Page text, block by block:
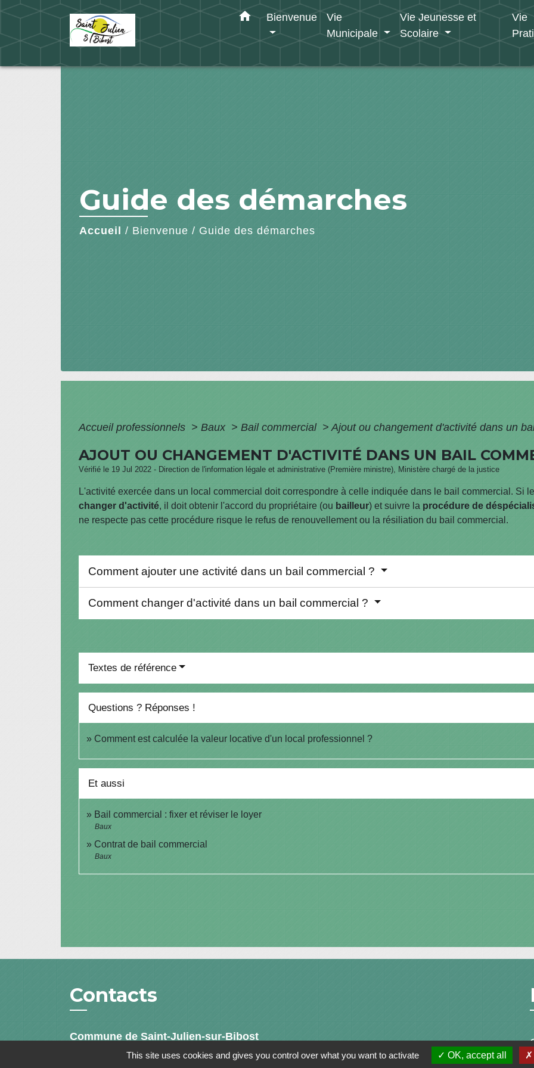
home Bienvenue
Vie
Municipale
Vie Jeunesse et
Scolaire
Vie
Guide des démarches
Accueil / Bienvenue / Guide des démarches
Accueil professionnels > Baux > Bail commercial > Ajout ou changement d'activité dans un
AJOUT OU CHANGEMENT D'ACTIVITÉ DANS UN BAIL
Vérifié le 19 Jul 2022 - Direction de l'information légale et administrative (Première ministre), Ministère chargé de la justice
L'activité exercée dans un local commercial doit correspondre à celle indiquée dans le bail commercial. Si
changer d'activité, il doit obtenir l'accord du propriétaire (ou bailleur) et suivre la procédure de
ne respecte pas cette procédure risque le refus de renouvellement ou la résiliation du bail commercial.
Comment ajouter une activité dans un bail commercial ?
Comment changer d'activité dans un bail commercial ?
Textes de référence
Questions ? Réponses !
Comment est calculée la valeur locative d'un local professionnel ?
Et aussi
Bail commercial : fixer et réviser le loyer
Baux
Contrat de bail commercial
Baux
Contacts
Commune de Saint-Julien-sur-Bibost
1, Place de la MairieThis site uses cookies and gives you control over what you want to activate OK, accept all